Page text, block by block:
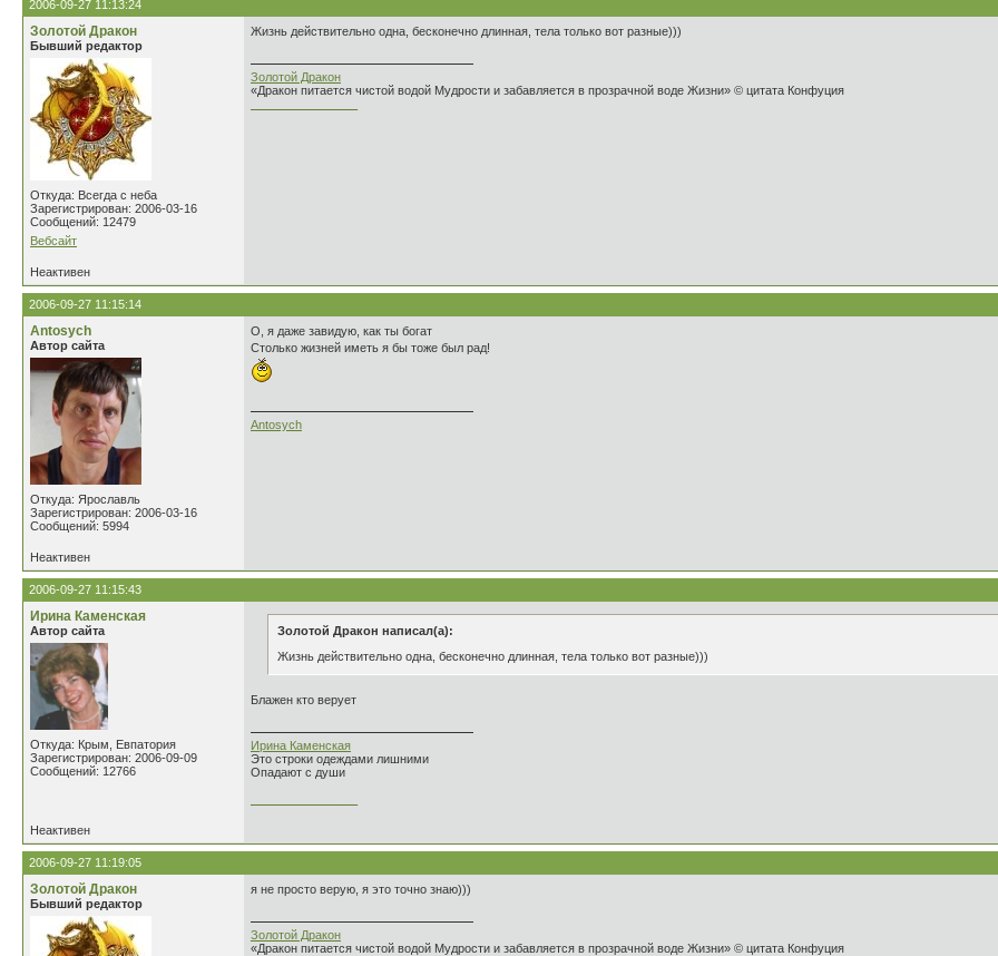
2006-09-27 11:13:24
Золотой Дракон
Бывший редактор
Откуда: Всегда с неба
Зарегистрирован: 2006-03-16
Сообщений: 12479
Вебсайт
Жизнь действительно одна, бесконечно длинная, тела только вот разные)))
Золотой Дракон
«Дракон питается чистой водой Мудрости и забавляется в прозрачной воде Жизни» © цитата Конфуция
Неактивен
2006-09-27 11:15:14
Antosych
Автор сайта
Откуда: Ярославль
Зарегистрирован: 2006-03-16
Сообщений: 5994
О, я даже завидую, как ты богат
Столько жизней иметь я бы тоже был рад!
Antosych
Неактивен
2006-09-27 11:15:43
Ирина Каменская
Автор сайта
Откуда: Крым, Евпатория
Зарегистрирован: 2006-09-09
Сообщений: 12766
Золотой Дракон написал(а):
Жизнь действительно одна, бесконечно длинная, тела только вот разные)))
Блажен кто верует
Ирина Каменская
Это строки одеждами лишними
Опадают с души
Неактивен
2006-09-27 11:19:05
Золотой Дракон
Бывший редактор
я не просто верую, я это точно знаю)))
Золотой Дракон
«Дракон питается чистой водой Мудрости и забавляется в прозрачной воде Жизни» © цитата Конфуция